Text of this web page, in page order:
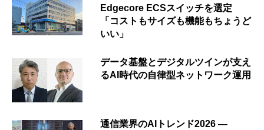
Edgecore ECSスイッチを選定
「コストもサイズも機能もちょうど
いい」
データ基盤とデジタルツインが支え
るAI時代の自律型ネットワーク運用
通信業界のAIトレンド2026 ―